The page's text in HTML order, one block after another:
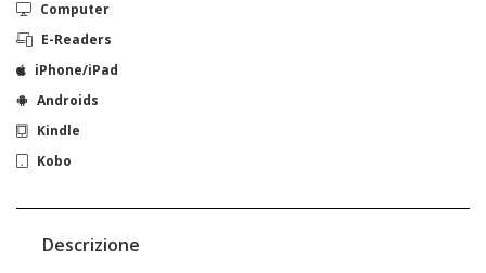
Computer
E-Readers
iPhone/iPad
Androids
Kindle
Kobo
Descrizione